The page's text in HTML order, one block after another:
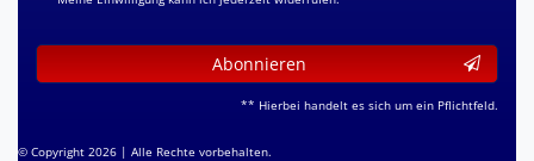
Abonnieren
** Hierbei handelt es sich um ein Pflichtfeld.
© Copyright 2026 | Alle Rechte vorbehalten.